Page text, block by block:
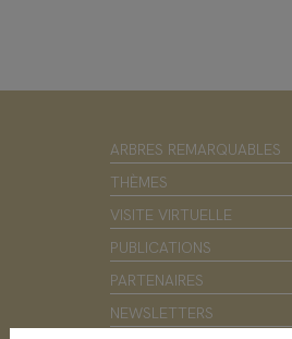
ARBRES REMARQUABLES
THÈMES
VISITE VIRTUELLE
PUBLICATIONS
PARTENAIRES
NEWSLETTERS